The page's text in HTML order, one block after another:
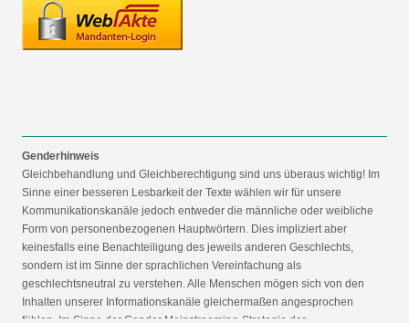
Genderhinweis
Gleichbehandlung und Gleichberechtigung sind uns überaus wichtig! Im
Sinne einer besseren Lesbarkeit der Texte wählen wir für unsere
Kommunikationskanäle jedoch entweder die männliche oder weibliche
Form von personenbezogenen Hauptwörtern. Dies impliziert aber
keinesfalls eine Benachteiligung des jeweils anderen Geschlechts,
sondern ist im Sinne der sprachlichen Vereinfachung als
geschlechtsneutral zu verstehen. Alle Menschen mögen sich von den
Inhalten unserer Informationskanäle gleichermaßen angesprochen
fühlen. Im Sinne der Gender Mainstreaming-Strategie der